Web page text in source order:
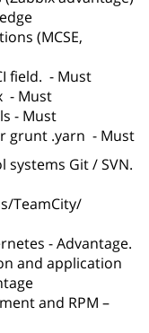
(MCSE,
field. - Must
- Must
- Must
grunt .yarn - Must
Git / SVN.
TeamCity/
- Advantage.
and application
and RPM –